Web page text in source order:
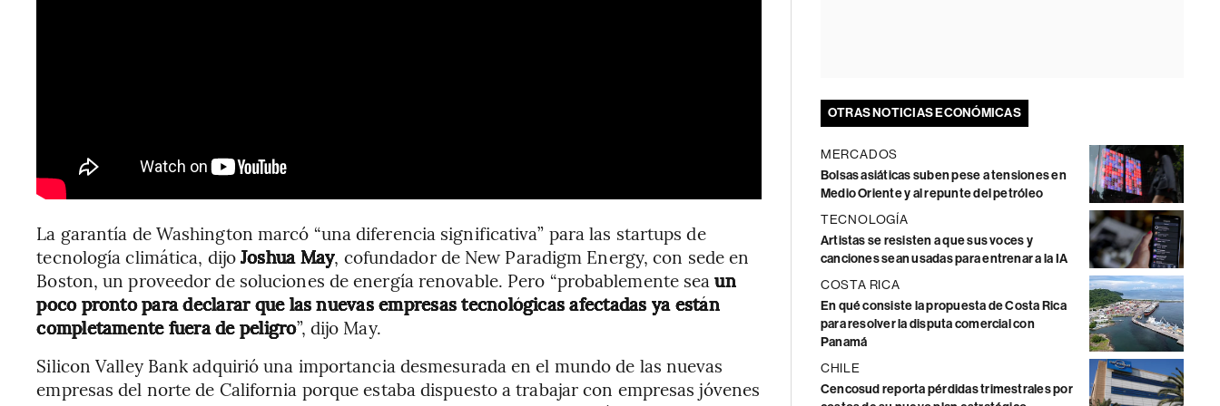
La garantía de Washington marcó “una diferencia significativa” para las startups de
tecnología climática, dijoJoshua May, cofundador de New Paradigm Energy, con sede en
Boston, un proveedor de soluciones de energía renovable. Pero “probablemente seaun
poco pronto para declarar que las nuevas empresas tecnológicas afectadas ya están
completamente fuera de peligro”, dijo May.
Silicon Valley Bank adquirió una importancia desmesurada en el mundo de las nuevas
empresas del norte de California porque estaba dispuesto a trabajar con empresas jóvenes
OTRAS NOTICIAS ECONÓMICAS
MERCADOS
Bolsas asiáticas suben pese a tensiones en
Medio Oriente y al repunte del petróleo
TECNOLOGÍA
Artistas se resisten a que sus voces y
canciones sean usadas para entrenar a la IA
COSTA RICA
En qué consiste la propuesta de Costa Rica
para resolver la disputa comercial con
Panamá
CHILE
Cencosud reporta pérdidas trimestrales por